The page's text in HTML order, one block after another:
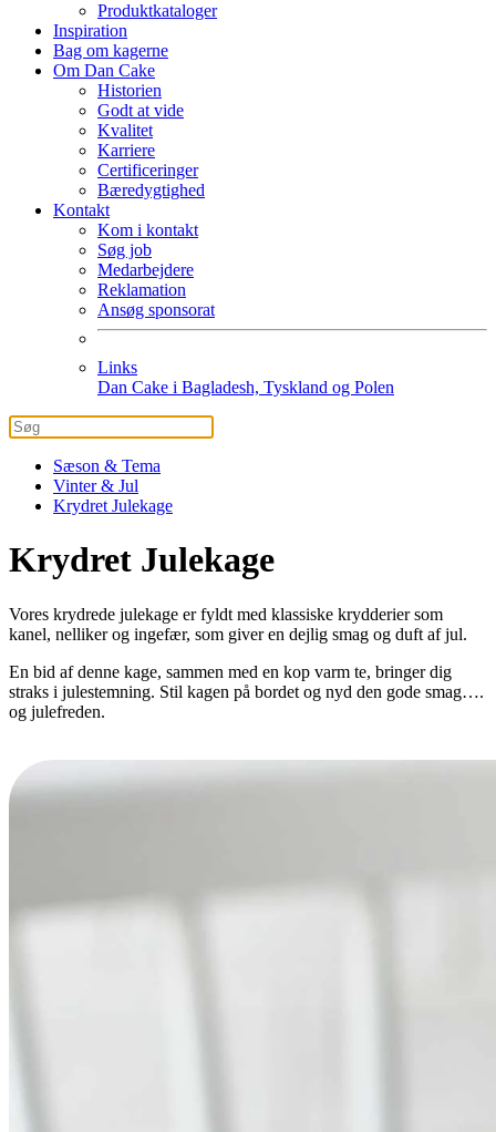
Produktkataloger
Inspiration
Bag om kagerne
Om Dan Cake
Historien
Godt at vide
Kvalitet
Karriere
Certificeringer
Bæredygtighed
Kontakt
Kom i kontakt
Søg job
Medarbejdere
Reklamation
Ansøg sponsorat
Links
Dan Cake i Bagladesh, Tyskland og Polen
Sæson & Tema
Vinter & Jul
Krydret Julekage
Krydret Julekage
Vores krydrede julekage er fyldt med klassiske krydderier som
kanel, nelliker og ingefær, som giver en dejlig smag og duft af jul.
En bid af denne kage, sammen med en kop varm te, bringer dig
straks i julestemning. Stil kagen på bordet og nyd den gode smag….
og julefreden.